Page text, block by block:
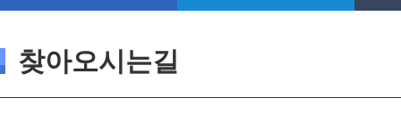
찾아오시는길